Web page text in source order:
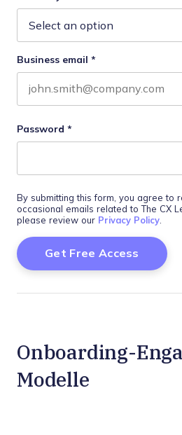
Business email *
Password *
By submitting this form, you agree to
occasional emails related to The CX
please review our Privacy Policy.
Onboarding-
Modelle